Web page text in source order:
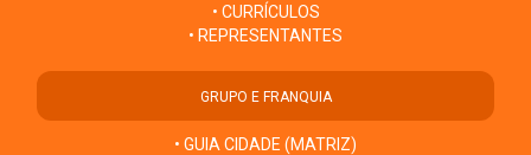
• CURRÍCULOS
• REPRESENTANTES
GRUPO E FRANQUIA
• GUIA CIDADE (MATRIZ)